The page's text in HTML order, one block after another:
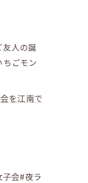
人の誕
ごモン
を江南で
子会#夜ラ